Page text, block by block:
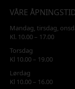
VÅRE
Mandag, tirsdag,
Kl. 10.00 – 17.00
Torsdag
Kl 10.00 – 19.00
Lørdag
Kl 10.00 – 16.00